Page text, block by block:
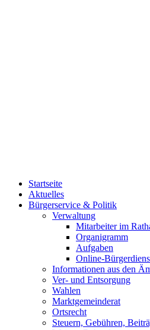
Startseite
Aktuelles
Bürgerservice & Politik
Verwaltung
Mitarbeiter im
Organigramm
Aufgaben
Online-
Informationen aus den
Ver- und Entsorgung
Wahlen
Marktgemeinderat
Ortsrecht
Steuern, Gebühren,